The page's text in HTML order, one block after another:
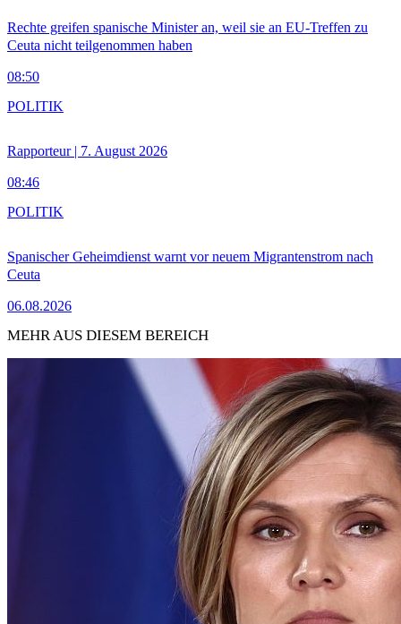
Rechte greifen spanische Minister an, weil sie an EU-Treffen zu
Ceuta nicht teilgenommen haben
08:50
Rapporteur | 7. August 2026
08:46
POLITIK
Spanischer Geheimdienst warnt vor neuem Migrantenstrom nach
Ceuta
06.08.2026
POLITIK
MEHR AUS DIESEM BEREICH